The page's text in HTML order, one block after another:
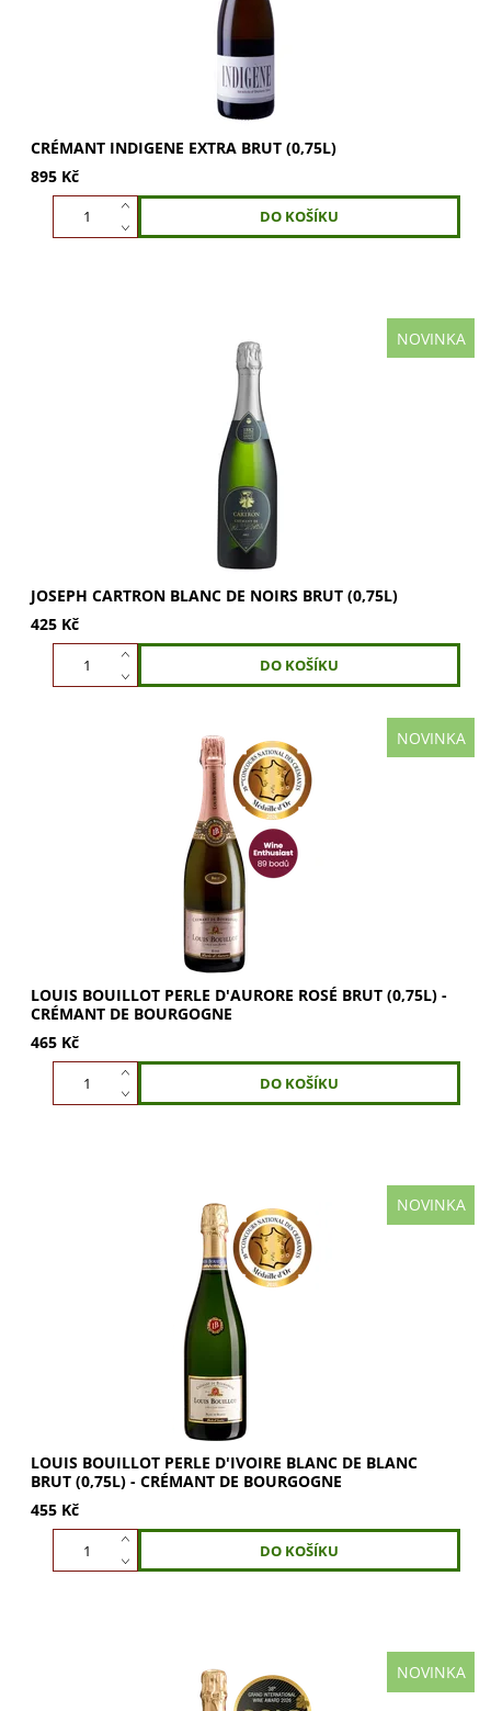
CRÉMANT INDIGENE EXTRA BRUT (0,75L)
895 Kč
NOVINKA
Joseph Cartron Blanc de Noirs Brut: Osvěžující Crémant s
krémovou pěnou. Vyrobený tradiční metodou z hroznů
Pinot Noir. Perfektní aperitiv, extra...
JOSEPH CARTRON BLANC DE NOIRS BRUT (0,75L)
425 Kč
NOVINKA
Louis Bouillot Perle d'Aurore – rosé Crémant de
Bourgogne s barvou úsvitu. Louis BouillotPerle d'Aurore
Rosé Brut je elegantní růžový Crémant...
LOUIS BOUILLOT PERLE D'AURORE ROSÉ BRUT (0,75L) -
CRÉMANT DE BOURGOGNE
465 Kč
NOVINKA
Louis Bouillot Perle d'Ivoire – Blanc de Blancs Crémant de
Bourgogne pro elegantní chvíle. Louis Bouillot
Perled'Ivoire Blanc de Blancs Brut...
LOUIS BOUILLOT PERLE D'IVOIRE BLANC DE BLANC
BRUT (0,75L) - CRÉMANT DE BOURGOGNE
455 Kč
NOVINKA